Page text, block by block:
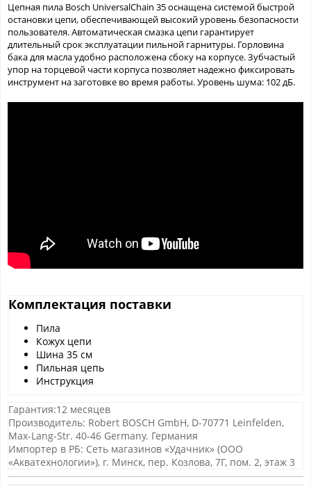
Цепная пила Bosch UniversalChain 35 оснащена системой быстрой
остановки цепи, обеспечивающей высокий уровень безопасности
пользователя. Автоматическая смазка цепи гарантирует
длительный срок эксплуатации пильной гарнитуры. Горловина
бака для масла удобно расположена сбоку на корпусе. Зубчастый
упор на торцевой части корпуса позволяет надежно фиксировать
инструмент на заготовке во время работы. Уровень шума: 102 дБ.
Комплектация поставки
Пила
Кожух цепи
Шина 35 см
Пильная цепь
Инструкция
Гарантия:12 месяцев
Производитель: Robert BOSCH GmbH, D-70771 Leinfelden,
Max-Lang-Str. 40-46 Germany. Германия
Импортер в РБ: Сеть магазинов «Удачник» (ООО
«Акватехнологии»), г. Минск, пер. Козлова, 7Г, пом. 2, этаж 3